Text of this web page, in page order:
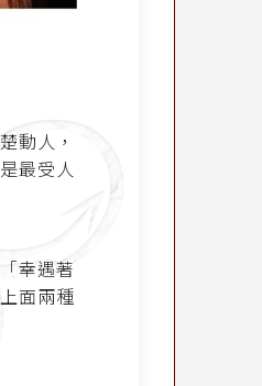
動人，
最受人
幸遇著
面兩種